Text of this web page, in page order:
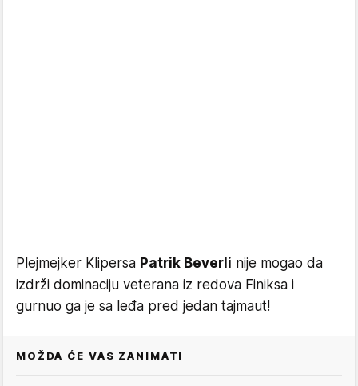
Plejmejker Klipersa Patrik Beverli nije mogao da
izdrži dominaciju veterana iz redova Finiksa i
gurnuo ga je sa leđa pred jedan tajmaut!
MOŽDA ĆE VAS ZANIMATI